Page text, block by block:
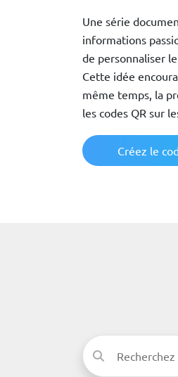
Une série
informations
de personnaliser
Cette idée
même temps, la
les codes QR sur
Créez le